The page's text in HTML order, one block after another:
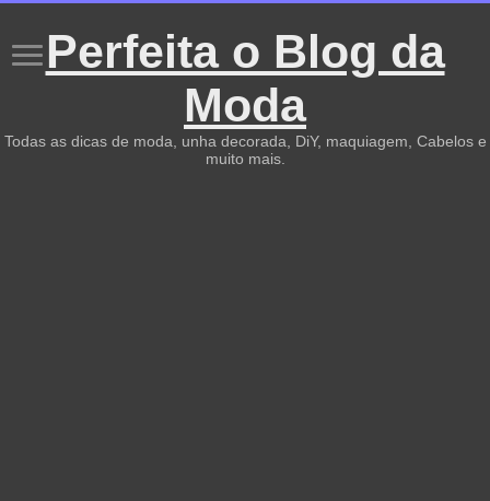
Perfeita o Blog da
Moda
Todas as dicas de moda, unha decorada, DiY, maquiagem, Cabelos e
muito mais.